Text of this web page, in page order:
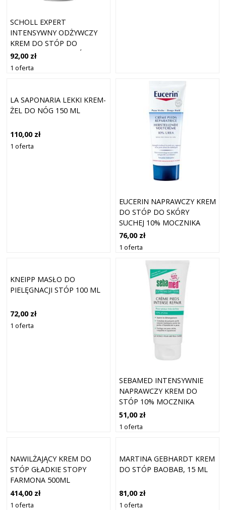
SCHOLL EXPERT
INTENSYWNY ODŻYWCZY
KREM DO STÓP DO
BARDZO SUCHEJ SKÓRY
150ML
92,00 zł
1 oferta
LA SAPONARIA LEKKI KREM-
ŻEL DO NÓG 150 ML
110,00 zł
1 oferta
EUCERIN NAPRAWCZY KREM
DO STÓP DO SKÓRY
SUCHEJ 10% MOCZNIKA
100ML
76,00 zł
1 oferta
KNEIPP MASŁO DO
PIELĘGNACJI STÓP 100 ML
72,00 zł
1 oferta
SEBAMED INTENSYWNIE
NAPRAWCZY KREM DO
STÓP 10% MOCZNIKA
100ML
51,00 zł
1 oferta
NAWILŻAJĄCY KREM DO
STÓP GŁADKIE STOPY
FARMONA 500ML
414,00 zł
1 oferta
MARTINA GEBHARDT KREM
DO STÓP BAOBAB, 15 ML
81,00 zł
1 oferta